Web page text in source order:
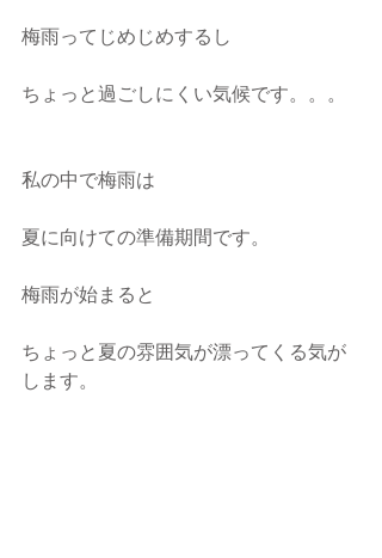
梅雨ってじめじめするし
ちょっと過ごしにくい気候です。。。
私の中で梅雨は
夏に向けての準備期間です。
梅雨が始まると
ちょっと夏の雰囲気が漂ってくる気が
します。